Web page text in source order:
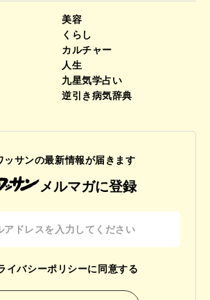
美容
くらし
カルチャー
人生
九星気学占い
逆引き病気辞典
ッサンの最新情報が届きます
メルマガに登録
イバシーポリシーに同意する